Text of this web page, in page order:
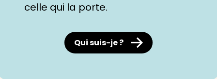
celle qui la porte.
Qui suis-je ?